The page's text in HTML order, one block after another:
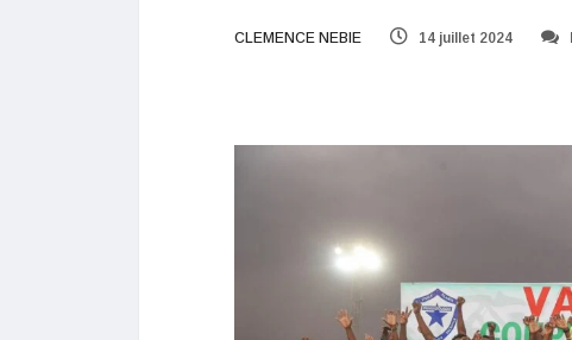
CLEMENCE NEBIE 14 juillet 2024